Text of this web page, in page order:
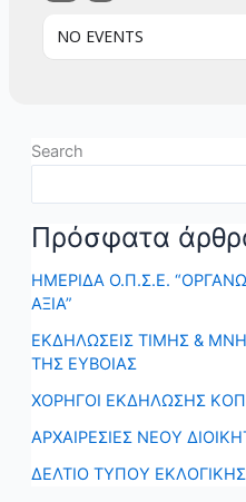
NO EVENTS
Search
Πρόσφατα
ΗΜΕΡΙΔΑ Ο.Π.Σ.Ε.
ΑΞΙΑ”
ΕΚΔΗΛΩΣΕΙΣ ΤΙΜΗΣ &
ΤΗΣ ΕΥΒΟΙΑΣ
ΧΟΡΗΓΟΙ ΕΚΔΗΛΩΣΗΣ
ΑΡΧΑΙΡΕΣΙΕΣ ΝΕΟΥ
ΔΕΛΤΙΟ ΤΥΠΟΥ